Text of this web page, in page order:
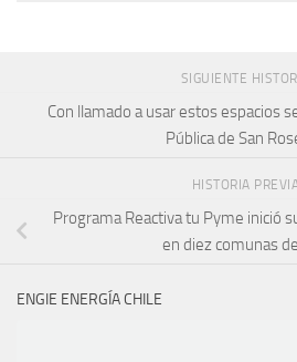
SIGUIENTE
Con llamado a usar estos espacios
Pública de San
HISTORIA
Programa Reactiva tu Pyme inició
en diez comunas
ENGIE ENERGÍA CHILE